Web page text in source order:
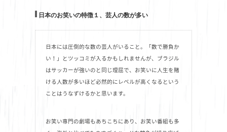
日本のお笑いの特徴１、芸人の数が多い
日本には圧倒的な数の芸人がいること。「数で勝負か
い！」とツッコミが入るかもしれませんが、ブラジル
はサッカーが強いのと同じ理屈で、お笑いに人生を賭
ける人数が多いほど必然的にレベルが高くなるという
ことはうなずけるかと思います。
お笑い専門の劇場もあちこちにあり、お笑い番組も多